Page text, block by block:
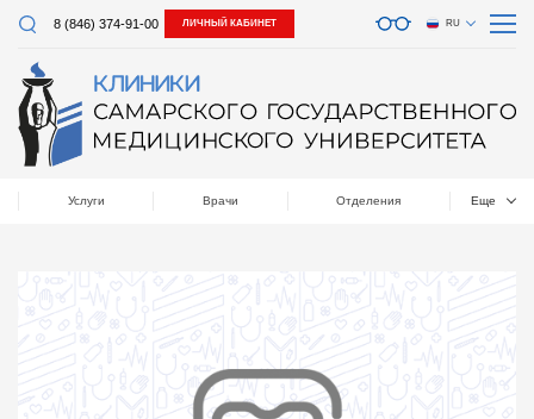
8 (846) 374-91-00 ЛИЧНЫЙ КАБИНЕТ RU
Услуги Врачи Отделения Еще